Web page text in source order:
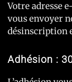
Votre adresse
vous envoyer
désinscription
Adhésion :